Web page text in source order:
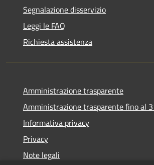
Segnalazione disservizio
Leggi le FAQ
Richiesta assistenza
Amministrazione trasparente
Amministrazione trasparente fino al
Informativa privacy
Privacy
Note legali